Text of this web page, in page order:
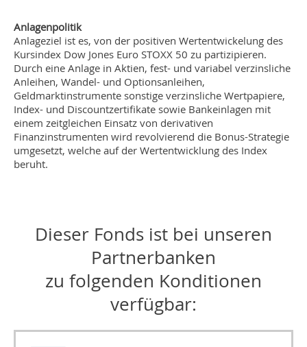
Anlagenpolitik
Anlageziel ist es, von der positiven Wertentwickelung des
Kursindex Dow Jones Euro STOXX 50 zu partizipieren.
Durch eine Anlage in Aktien, fest- und variabel verzinsliche
Anleihen, Wandel- und Optionsanleihen,
Geldmarktinstrumente sonstige verzinsliche Wertpapiere,
Index- und Discountzertifikate sowie Bankeinlagen mit
einem zeitgleichen Einsatz von derivativen
Finanzinstrumenten wird revolvierend die Bonus-Strategie
umgesetzt, welche auf der Wertentwicklung des Index
beruht.
Dieser Fonds ist bei unseren
Partnerbanken
zu folgenden Konditionen
verfügbar: